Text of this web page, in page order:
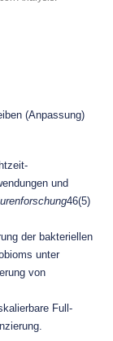
(Anpassung)
und
46(5)
der bakteriellen
unter
von
Full-